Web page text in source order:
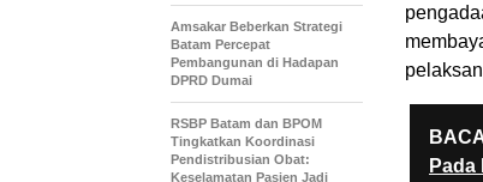
Pada
Amsakar Beberkan Strategi
Batam Percepat
Pembangunan di Hadapan
DPRD Dumai
RSBP Batam dan BPOM
Tingkatkan Koordinasi
Pendistribusian Obat:
Keselamatan Pasien Jadi